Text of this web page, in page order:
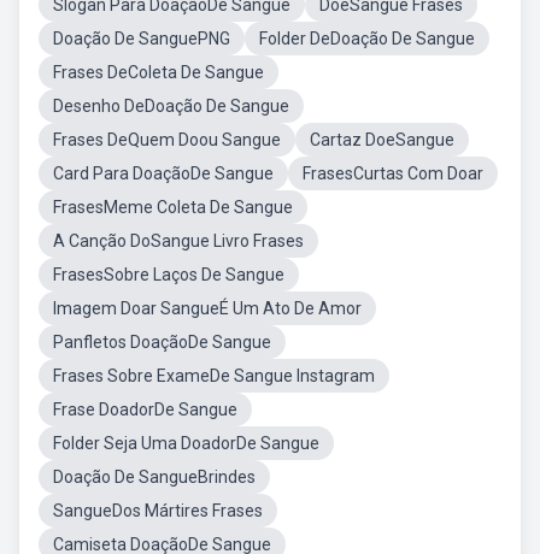
Slogan Para DoaçãoDe Sangue
DoeSangue Frases
Doação De SanguePNG
Folder DeDoação De Sangue
Frases DeColeta De Sangue
Desenho DeDoação De Sangue
Frases DeQuem Doou Sangue
Cartaz DoeSangue
Card Para DoaçãoDe Sangue
FrasesCurtas Com Doar
FrasesMeme Coleta De Sangue
A Canção DoSangue Livro Frases
FrasesSobre Laços De Sangue
Imagem Doar SangueÉ Um Ato De Amor
Panfletos DoaçãoDe Sangue
Frases Sobre ExameDe Sangue Instagram
Frase DoadorDe Sangue
Folder Seja Uma DoadorDe Sangue
Doação De SangueBrindes
SangueDos Mártires Frases
Camiseta DoaçãoDe Sangue